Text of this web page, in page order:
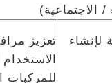
الاجتماعية)
لإنشاء
تعزيز
للمركبات